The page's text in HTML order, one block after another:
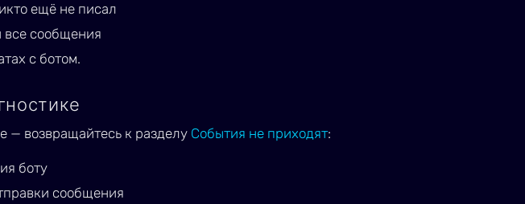
ещё не писал
все сообщения
с ботом.
— возвращайтесь к разделу События не приходят:
боту
сообщения